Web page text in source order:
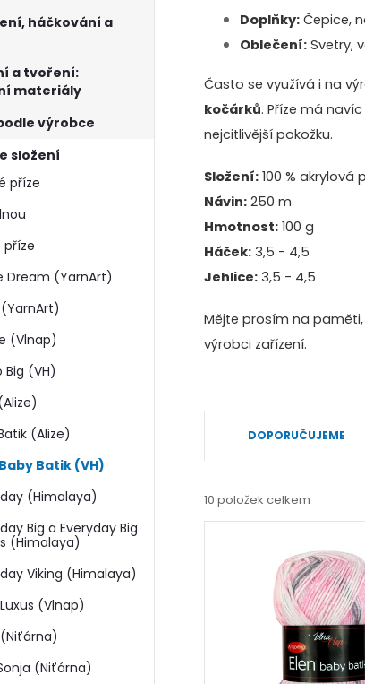
háčkování a
a tvoření:
materiály
výrobce
složení
příze
příze
Dream (YarnArt)
(Vlnap)
Big (VH)
(Alize)
Batik (VH)
(Himalaya)
Big a Everyday Big
(Himalaya)
Viking (Himalaya)
(Vlnap)
(Niťárna)
Doplňky: Čepice,
Oblečení: Svetry,
Často se využívá i na
kočárků. Příze má navíc
nejcitlivější pokožku.
Složení: 100 %
Návin: 250 m
Hmotnost: 100 g
Háček: 3,5 - 4,5
Jehlice: 3,5 - 4,5
Mějte prosím na
výrobci zařízení.
a
z
DOPORUČUJEME
10 položek celkem